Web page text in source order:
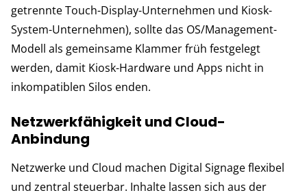
getrennte Touch-Display-Unternehmen und Kiosk-
System-Unternehmen), sollte das OS/Management-
Modell als gemeinsame Klammer früh festgelegt
werden, damit Kiosk-Hardware und Apps nicht in
inkompatiblen Silos enden.
Netzwerkfähigkeit und Cloud-
Anbindung
Netzwerke und Cloud machen Digital Signage flexibel
und zentral steuerbar. Inhalte lassen sich aus der